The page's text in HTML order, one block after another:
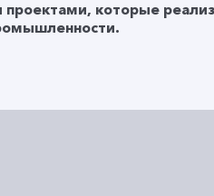
которые